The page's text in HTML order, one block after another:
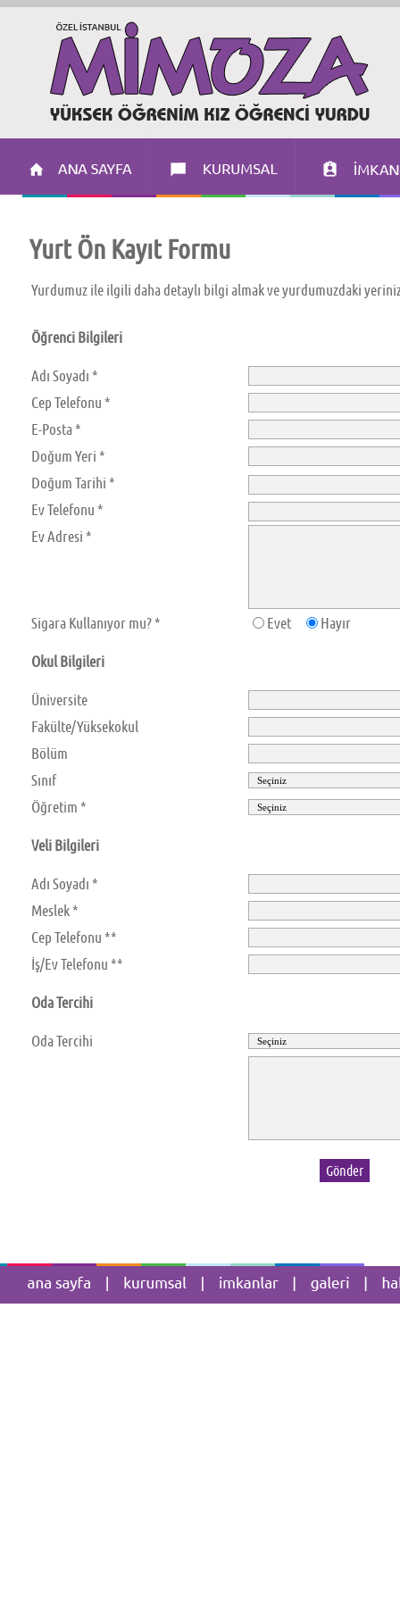
Yurt Ön Kayıt Formu
Yurdumuz ile ilgili daha detaylı bilgi almak ve yurdumuzdaki
Öğrenci Bilgileri
Adı Soyadı *
Cep Telefonu *
E-Posta *
Doğum Yeri *
Doğum Tarihi *
Ev Telefonu *
Ev Adresi *
Sigara Kullanıyor mu? * Evet
Hayır
Okul Bilgileri
Üniversite
Fakülte/Yüksekokul
Bölüm
Sınıf
Öğretim *
Veli Bilgileri
Adı Soyadı *
Meslek *
Cep Telefonu **
İş/Ev Telefonu **
Oda Tercihi
Oda Tercihi